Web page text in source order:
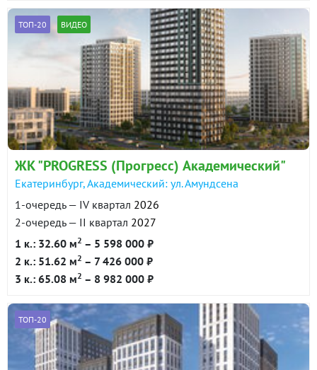
ТОП-20 ВИДЕО
ЖК "PROGRESS (Прогресс) Академический"
Екатеринбург, Академический: ул. Амундсена
1-очередь — IV квартал 2026
2-очередь — II квартал 2027
1 к.: 32.60 м2 – 5 598 000 ₽
2 к.: 51.62 м2 – 7 426 000 ₽
3 к.: 65.08 м2 – 8 982 000 ₽
ТОП-20